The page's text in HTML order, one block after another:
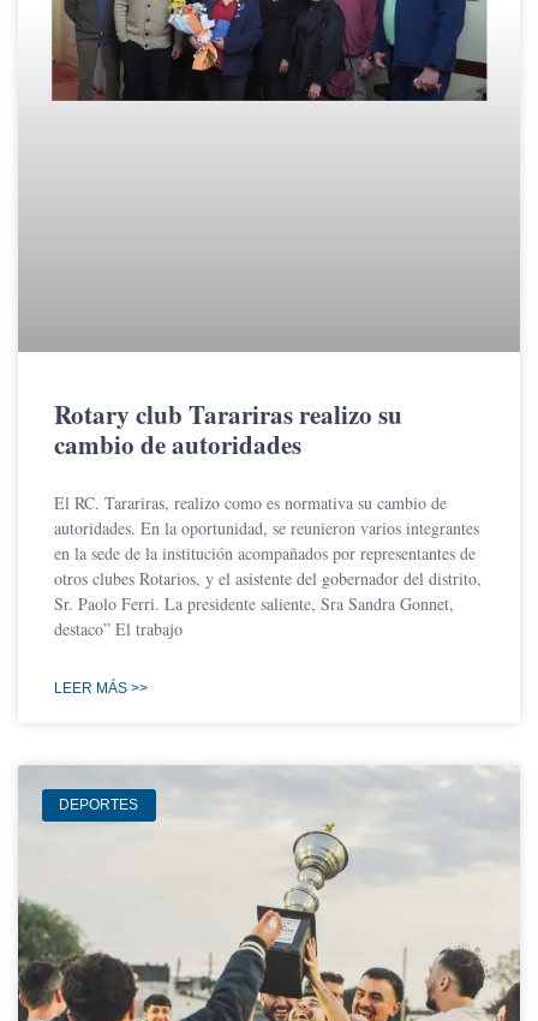
Rotary club Tarariras realizo su
cambio de autoridades
El RC. Tarariras, realizo como es normativa su cambio de
autoridades. En la oportunidad, se reunieron varios integrantes
en la sede de la institución acompañados por representantes de
otros clubes Rotarios, y el asistente del gobernador del distrito,
Sr. Paolo Ferri. La presidente saliente, Sra Sandra Gonnet,
destaco” El trabajo
LEER MÁS >>
DEPORTES